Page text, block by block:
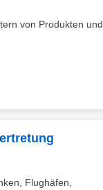
von Produkten und
Flughäfen,